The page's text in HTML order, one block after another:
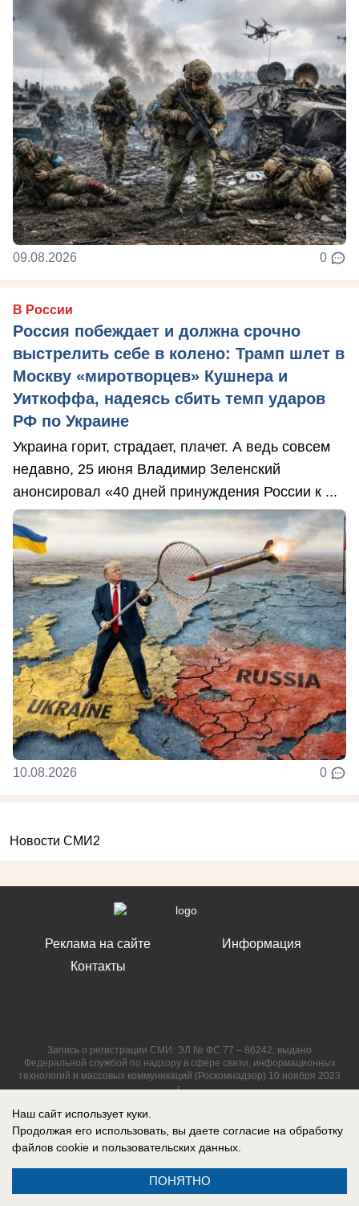
09.08.2026 0
В России
Россия побеждает и должна срочно
выстрелить себе в колено: Трамп шлет в
Москву «миротворцев» Кушнера и
Уиткоффа, надеясь сбить темп ударов
РФ по Украине
Украина горит, страдает, плачет. А ведь совсем
недавно, 25 июня Владимир Зеленский
анонсировал «40 дней принуждения России к ...
10.08.2026 0
Новости СМИ2
Реклама на сайте
Контакты
Информация
Запись о регистрации СМИ: ЭЛ № ФС 77 – 86242, выдано
Федеральной службой по надзору в сфере связи, информационных
технологий и массовых коммуникаций (Роскомнадзор) 10 ноября 2023
г.
Наш сайт использует куки.
Продолжая его использовать, вы даете согласие на обработку
файлов cookie и пользовательских данных.
ПОНЯТНО